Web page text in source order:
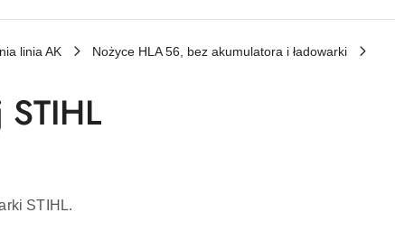
linia AK
Nożyce HLA 56, bez akumulatora i ładowarki
STIHL.